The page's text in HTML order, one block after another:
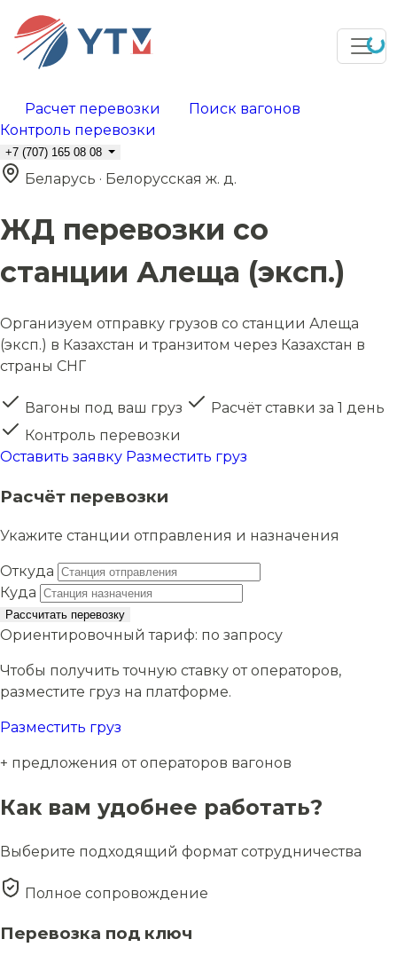
Расчет перевозки
Поиск вагонов
Контроль перевозки
+7 (707) 165 08 08
Беларусь · Белорусская ж. д.
ЖД перевозки со
станции Алеща (эксп.)
Организуем отправку грузов со станции Алеща
(эксп.) в Казахстан и транзитом через Казахстан в
страны СНГ
Вагоны под ваш груз
Расчёт ставки за 1 день
Контроль перевозки
Оставить заявку Разместить груз
Расчёт перевозки
Укажите станции отправления и назначения
Откуда
Куда
Рассчитать перевозку
Ориентировочный тариф: по запросу
Чтобы получить точную ставку от операторов,
разместите груз на платформе.
Разместить груз
+ предложения от операторов вагонов
Как вам удобнее работать?
Выберите подходящий формат сотрудничества
Полное сопровождение
Перевозка под ключ